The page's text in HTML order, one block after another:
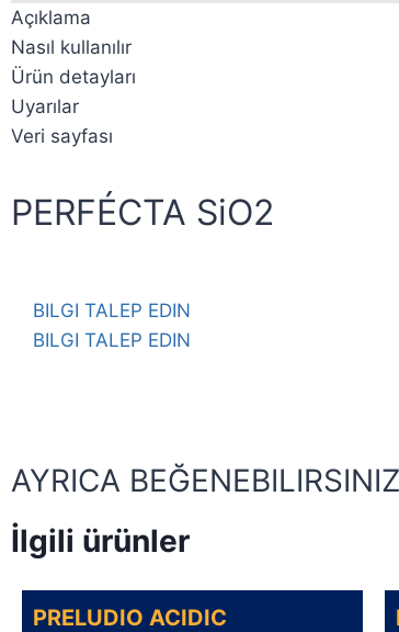
Açıklama
Nasıl kullanılır
Ürün detayları
Uyarılar
Veri sayfası
PERFÉCTA SiO2
BILGI TALEP EDIN
BILGI TALEP EDIN
AYRICA BEĞENEBILIRSINIZ
İlgili ürünler
PRELUDIO ACIDIC